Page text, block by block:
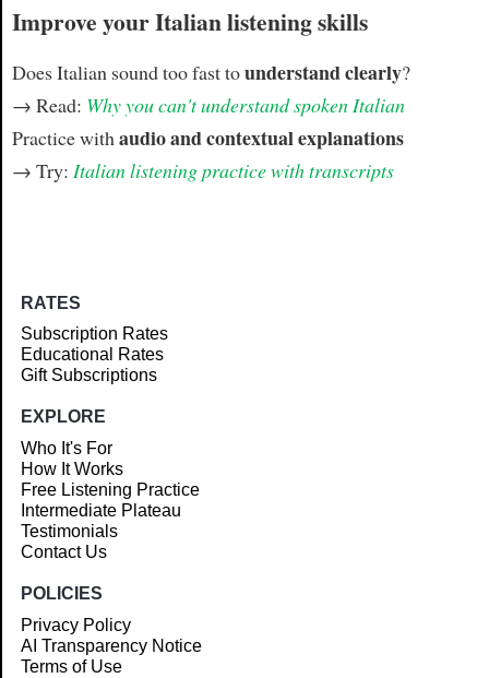
Improve your Italian listening skills
Does Italian sound too fast tounderstand clearly?
→ Read: Why you can't understand spoken Italian
Practice withaudio and contextual explanations
→ Try: Italian listening practice with transcripts
RATES
Subscription Rates
Educational Rates
Gift Subscriptions
EXPLORE
Who It's For
How It Works
Free Listening Practice
Intermediate Plateau
Testimonials
Contact Us
POLICIES
Privacy Policy
AI Transparency Notice
Terms of Use